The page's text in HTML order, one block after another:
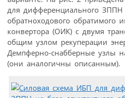
для дифференциального ЗППН
обратноходового обратимого
конвертора (ОИК) с двумя
общим узлом рекуперации
Демпферно-снабберные узлы
(они аналогичны описанным).